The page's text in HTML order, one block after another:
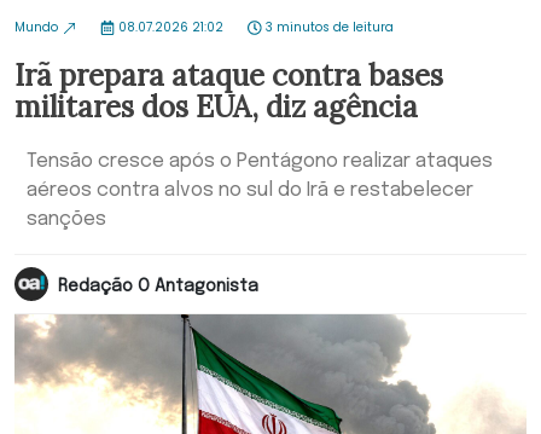
Mundo 08.07.2026 21:02 3 minutos de leitura
Irã prepara ataque contra bases
militares dos EUA, diz agência
Tensão cresce após o Pentágono realizar ataques
aéreos contra alvos no sul do Irã e restabelecer
sanções
Redação O Antagonista